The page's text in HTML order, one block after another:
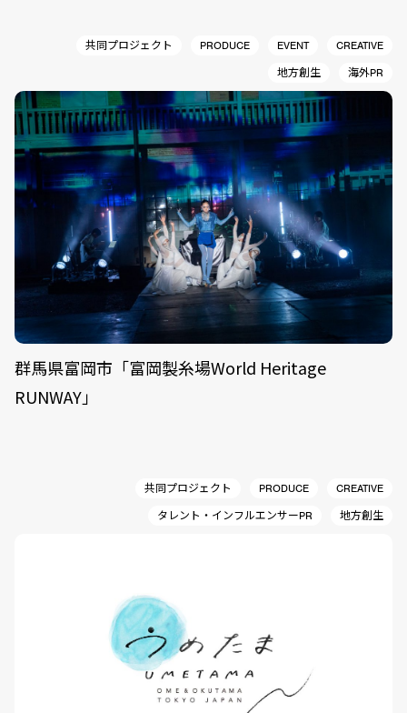
共同プロジェクト PRODUCE EVENT
CREATIVE
地方創生
海外PR
群馬県富岡市「富岡製糸場World Heritage
RUNWAY」
共同プロジェクト PRODUCE
CREATIVE
タレント・インフルエンサーPR
地方創生